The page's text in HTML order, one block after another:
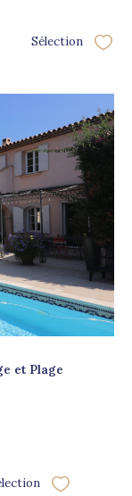
Sélection
et Plage
Sélectionner